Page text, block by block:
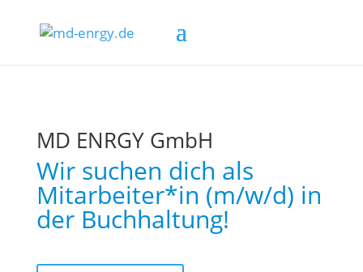
MD ENRGY GmbH
Wir suchen dich als
Mitarbeiter*in (m/w/d) in
der Buchhaltung!